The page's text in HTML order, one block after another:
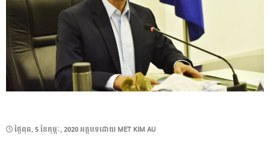
POSTED
ថ្ងៃ​ពុធ, 5 ខែ​កុម្ភៈ, 2020អត្ថបទដោយ MET KIM AU